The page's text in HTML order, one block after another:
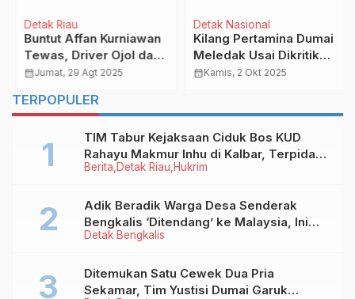
Detak Riau
Buntut Affan Kurniawan
Tewas, Driver Ojol dan
Mahasiswa Kepung
calendar_monthJumat, 29 Agt 2025
Detak Nasional
Kilang Pertamina Dumai
Meledak Usai Dikritik
Menkeu Purbaya
calendar_monthKamis, 2 Okt 2025
TERPOPULER
Berita Detak Riau Hukrim
TIM Tabur Kejaksaan Ciduk Bos KUD
Rahayu Makmur Inhu di Kalbar, Terpidana
Kredit Fiktif Rp2,8 M
Detak Bengkalis
Adik Beradik Warga Desa Senderak
Bengkalis ‘Ditendang’ ke Malaysia, Ini
Sebabnya!
Ditemukan Satu Cewek Dua Pria
Sekamar, Tim Yustisi Dumai Garuk